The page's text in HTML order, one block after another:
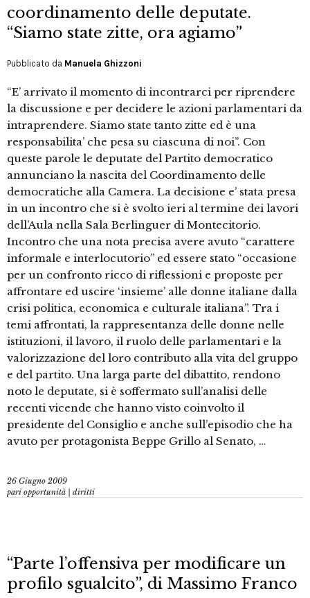
coordinamento delle deputate.
“Siamo state zitte, ora agiamo”
Pubblicato da Manuela Ghizzoni
“E’ arrivato il momento di incontrarci per riprendere
la discussione e per decidere le azioni parlamentari da
intraprendere. Siamo state tanto zitte ed è una
responsabilita’ che pesa su ciascuna di noi”. Con
queste parole le deputate del Partito democratico
annunciano la nascita del Coordinamento delle
democratiche alla Camera. La decisione e’ stata presa
in un incontro che si è svolto ieri al termine dei lavori
dell’Aula nella Sala Berlinguer di Montecitorio.
Incontro che una nota precisa avere avuto “carattere
informale e interlocutorio” ed essere stato “occasione
per un confronto ricco di riflessioni e proposte per
affrontare ed uscire ‘insieme’ alle donne italiane dalla
crisi politica, economica e culturale italiana”. Tra i
temi affrontati, la rappresentanza delle donne nelle
istituzioni, il lavoro, il ruolo delle parlamentari e la
valorizzazione del loro contributo alla vita del gruppo
e del partito. Una larga parte del dibattito, rendono
noto le deputate, si è soffermato sull’analisi delle
recenti vicende che hanno visto coinvolto il
presidente del Consiglio e anche sull’episodio che ha
avuto per protagonista Beppe Grillo al Senato, …
26 Giugno 2009
pari opportunità | diritti
“Parte l’offensiva per modificare un
profilo sgualcito”, di Massimo Franco